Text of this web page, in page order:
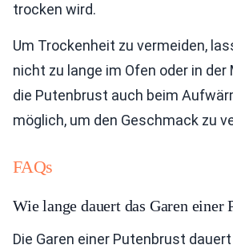
trocken wird.
Um Trockenheit zu vermeiden,
nicht zu lange im Ofen oder in der
die Putenbrust auch beim
möglich, um den Geschmack zu
FAQs
Wie lange dauert das Garen einer
Die Garen einer Putenbrust